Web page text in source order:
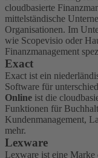
cloudbasierte
mittelständische
Organisationen. Im
wie Scopevisio oder
Finanzmanagement
Exact
Exact ist ein
Software für
Online ist die
Funktionen für
Kundenmanagement,
mehr.
Lexware
Lexware ist eine